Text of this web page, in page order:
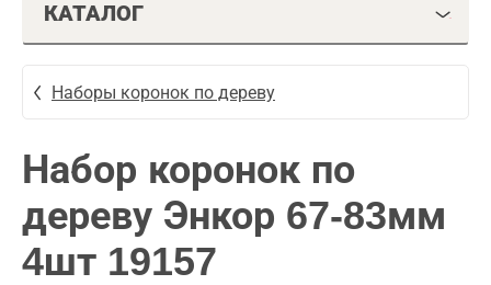
КАТАЛОГ
Наборы коронок по дереву
Набор коронок по
дереву Энкор 67-83мм
4шт 19157